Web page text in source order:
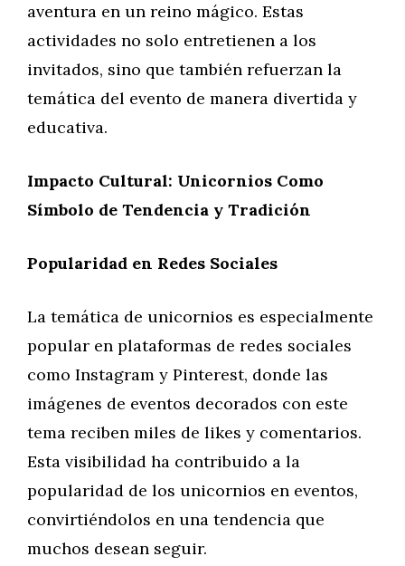
aventura en un reino mágico. Estas
actividades no solo entretienen a los
invitados, sino que también refuerzan la
temática del evento de manera divertida y
educativa.
Impacto Cultural: Unicornios Como
Símbolo de Tendencia y Tradición
Popularidad en Redes Sociales
La temática de unicornios es especialmente
popular en plataformas de redes sociales
como Instagram y Pinterest, donde las
imágenes de eventos decorados con este
tema reciben miles de likes y comentarios.
Esta visibilidad ha contribuido a la
popularidad de los unicornios en eventos,
convirtiéndolos en una tendencia que
muchos desean seguir.